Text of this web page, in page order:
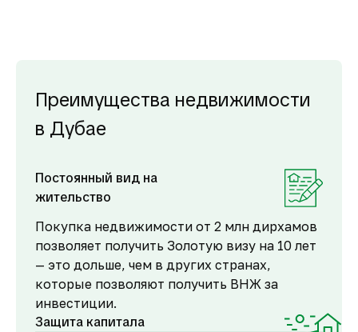
Преимущества недвижимости
в Дубае
Постоянный вид на
жительство
Покупка недвижимости от 2 млн дирхамов
позволяет получить Золотую визу на 10 лет
— это дольше, чем в других странах,
которые позволяют получить ВНЖ за
инвестиции.
Защита капитала